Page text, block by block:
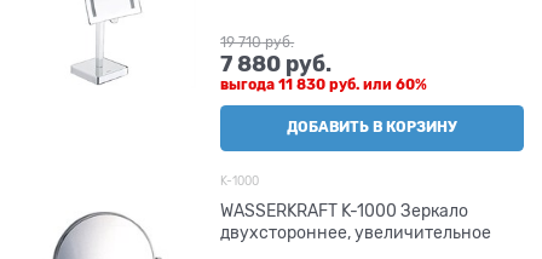
19 710 руб.
7 880 руб.
выгода11 830 руб. или60%
ДОБАВИТЬ В КОРЗИНУ
K-1000
WASSERKRAFT K-1000 Зеркало
двухстороннее, увеличительное